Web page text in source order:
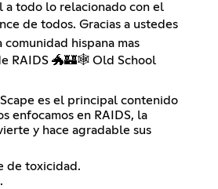
a todo lo relacionado con el
de todos. Gracias a ustedes
comunidad hispana mas
RAIDS 🐲🏰🕸 Old School
es el principal contenido
enfocamos en RAIDS, la
y hace agradable sus
de toxicidad.